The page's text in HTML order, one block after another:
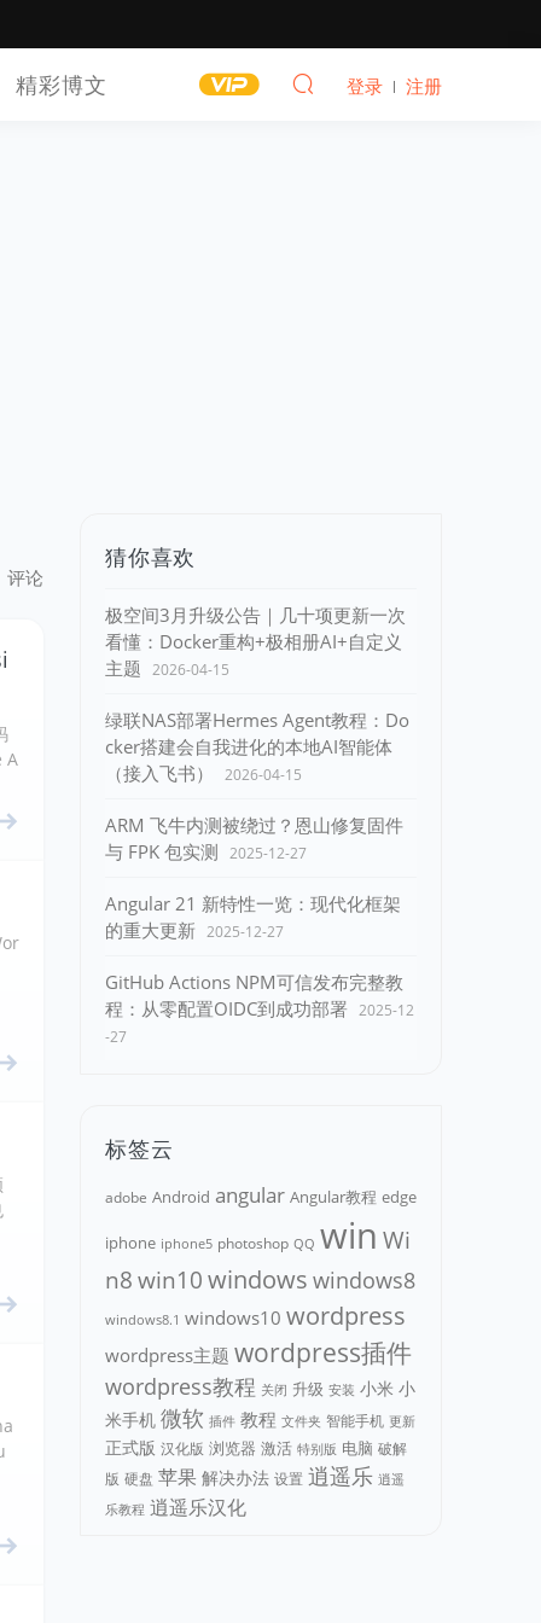
精彩博文 登录 注册
评论
A
猜你喜欢
极空间3月升级公告｜几十项更新一次
看懂：Docker重构+极相册AI+自定义
主题 2026-04-15
绿联NAS部署Hermes Agent教程：Do
cker搭建会自我进化的本地AI智能体
（接入飞书）
2026-04-15
ARM 飞牛内测被绕过？恩山修复固件
与 FPK 包实测 2025-12-27
Angular 21 新特性一览：现代化框架
的重大更新 2025-12-27
GitHub Actions NPM可信发布完整教
程：从零配置OIDC到成功部署 2025-12
-27
标签云
adobe Android angular Angular教程 edge
iphone iphone5 photoshop QQ win Wi
n8win10windows windows8
windows8.1 windows10 wordpress
wordpress主题 wordpress插件
wordpress教程 关闭 升级 安装 小米 小
米手机 微软 插件 教程 文件夹 智能手机 更新
正式版 汉化版 浏览器 激活 特别版 电脑 破解
版 硬盘 苹果 解决办法 设置 逍遥乐 逍遥
乐教程 逍遥乐汉化